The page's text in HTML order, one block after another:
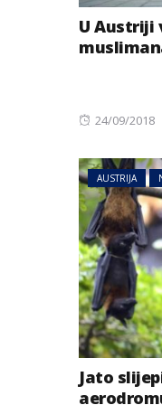
U Austriji
Posted
24/09/2018
AUSTRIJA
Jato